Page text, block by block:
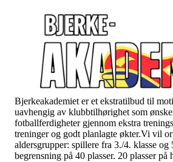
Bjerkeakademiet er et ekstratilbud til
uavhengig av klubbtilhørighet som
fotballferdigheter gjennom ekstra
treninger og godt planlagte økter.Vi vil
aldersgrupper: spillere fra 3./4. klasse og
begrensning på 40 plasser. 20 plasser på